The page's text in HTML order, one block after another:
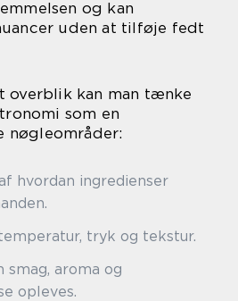
og kan
uden at tilføje fedt
overblik kan man tænke
som en
nøgleområder:
hvordan ingredienser
tryk og tekstur.
smag, aroma og
opleves.